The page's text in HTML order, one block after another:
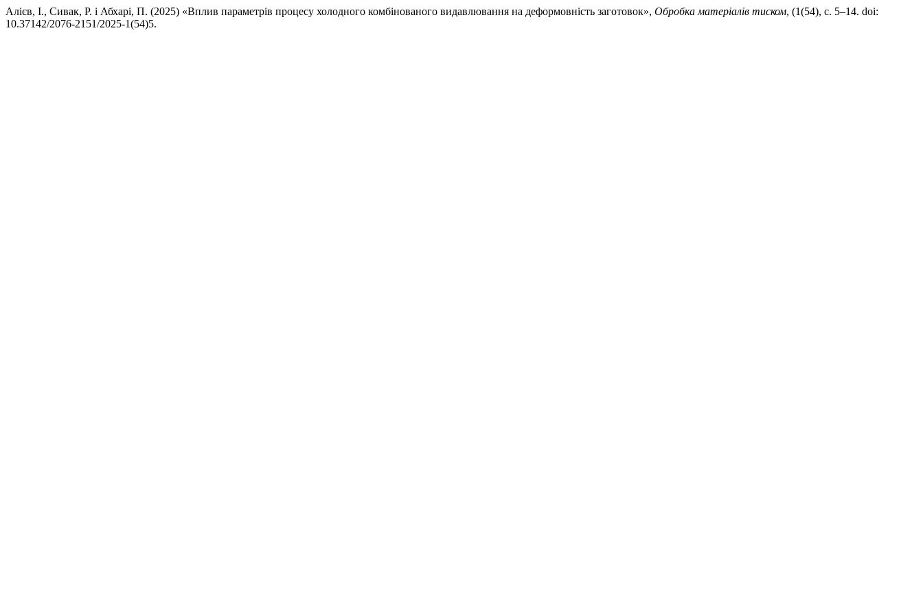
Алієв, І., Сивак, Р. і Абхарі, П. (2025) «Вплив параметрів процесу холодного комбінованого видавлювання на деформовність заготовок», Обробка матеріалів тиском, (1(54), с. 5–14. doi:
10.37142/2076-2151/2025-1(54)5.